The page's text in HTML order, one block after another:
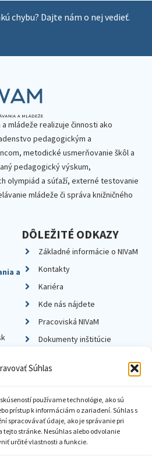
Súhlas
používame technológie, ako sú
prístup k informáciám o zariadení. Súhlas s
spracovávať údaje, ako je správanie pri
tejto stránke. Nesúhlas alebo odvolanie
určité vlastnosti a funkcie.
chybu? Dajte nám o nej vedieť.
mládeže realizuje činnosti ako
pedagogickým a
metodické usmerňovanie škôl a
pedagogický výskum,
olympiád a súťaží, externé testovanie
mládeže či správa knižničného
a
DÔLEŽITÉ ODKAZY
Základné informácie o NIVaM
Kontakty
Kariéra
Kde nás nájdete
Pracoviská NIVaM
Dokumenty inštitúcie
ochrany súkromia